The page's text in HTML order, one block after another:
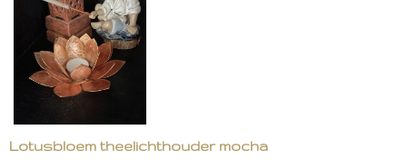
Lotusbloem theelichthouder mocha